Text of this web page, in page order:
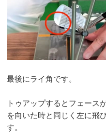
最後にライ角です。
トゥアップするとフェース
を向いた時と同じく左に飛
す。